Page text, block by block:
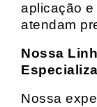
aplicação
atendam
Nossa
Nossa